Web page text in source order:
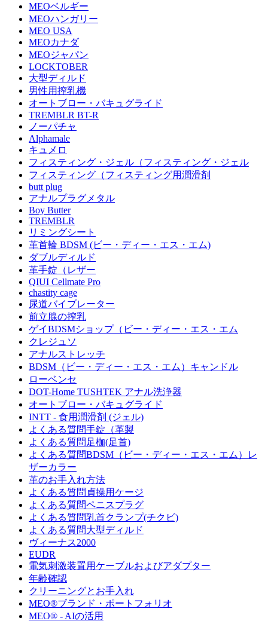
MEOベルギー
MEOハンガリー
MEO USA
MEOカナダ
MEOジャパン
LOCKTOBER
大型ディルド
男性用搾乳機
オートブロー・バキュグライド
TREMBLR BT-R
ノーパチャ
Alphamale
キュメロ
フィスティング・ジェル（フィスティング・ジェル
フィスティング（フィスティング用潤滑剤
butt plug
アナルプラグメタル
Boy Butter
TREMBLR
リミングシート
革首輪 BDSM (ビー・ディー・エス・エム)
ダブルディルド
革手錠（レザー
QIUI Cellmate Pro
chastity cage
尿道バイブレーター
前立腺の搾乳
ゲイBDSMショップ（ビー・ディー・エス・エム
クレジュソ
アナルストレッチ
BDSM（ビー・ディー・エス・エム）キャンドル
ローベンセ
DOT-Home TUSHTEK アナル洗浄器
オートブロー・バキュグライド
INTT - 食用潤滑剤 (ジェル)
よくある質問手錠（革製
よくある質問足枷(足首)
よくある質問BDSM（ビー・ディー・エス・エム）レ
ザーカラー
革のお手入れ方法
よくある質問貞操用ケージ
よくある質問ペニスプラグ
よくある質問乳首クランプ(チクビ)
よくある質問大型ディルド
ヴィーナス2000
EUDR
電気刺激装置用ケーブルおよびアダプター
年齢確認
クリーニングとお手入れ
MEO®ブランド・ポートフォリオ
MEO® - AIの活用